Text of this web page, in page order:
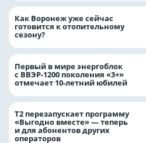
Как Воронеж уже сейчас
готовится к отопительному
сезону?
Первый в мире энергоблок
с ВВЭР-1200 поколения «3+»
отмечает 10-летний юбилей
Т2 перезапускает программу
«Выгодно вместе» — теперь
и для абонентов других
операторов